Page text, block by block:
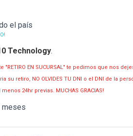
el país
Technology.
"RETIRO EN SUCURSAL" te pedimos que nos
su retiro, NO OLVIDES TU DNI o el DNI de la
24hr previas. MUCHAS GRACIAS!
meses